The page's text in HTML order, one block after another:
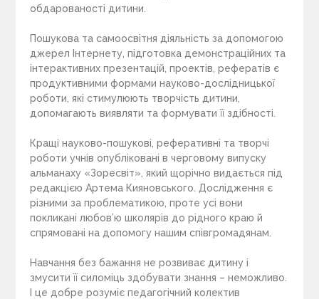
обдарованості дитини.
Пошукова та самоосвітня діяльність за допомогою
джерел Інтернету, підготовка демонстраційних та
інтерактивних презентацій, проектів, рефератів є
продуктивними формами науково-дослідницької
роботи, які стимулюють творчість дитини,
допомагають виявляти та формувати її здібності.
Кращі науково-пошукові, реферативні та творчі
роботи учнів опубліковані в черговому випуску
альманаху «Зоресвіт», який щорічно видається під
редакцією Артема Кияновського. Дослідження є
різними за проблематикою, проте усі вони
покликані любов’ю школярів до рідного краю й
спрямовані на допомогу нашим співгромадянам.
Навчання без бажання не розвиває дитину і
змусити її силоміць здобувати знання – неможливо.
І це добре розуміє педагогічний колектив